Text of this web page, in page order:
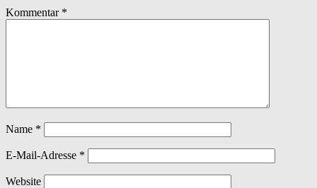
Kommentar *
Name *
E-Mail-Adresse *
Website